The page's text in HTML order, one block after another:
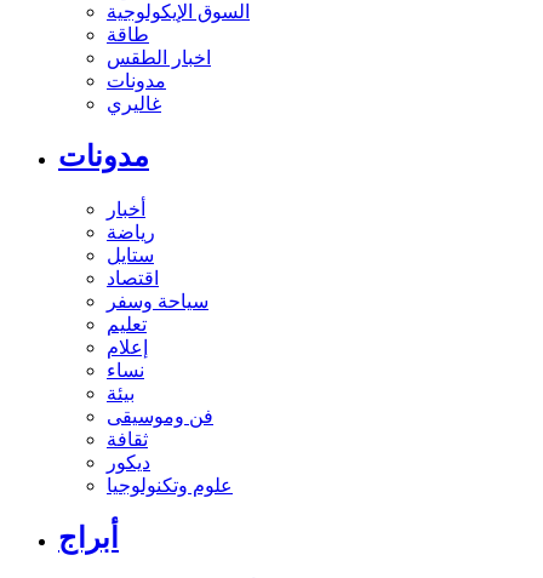
السوق الإيكولوجية
طاقة
اخبار الطقس
مدونات
غاليري
مدونات
أخبار
رياضة
ستايل
اقتصاد
سياحة وسفر
تعليم
إعلام
نساء
بيئة
فن وموسيقى
ثقافة
ديكور
علوم وتكنولوجيا
أبراج